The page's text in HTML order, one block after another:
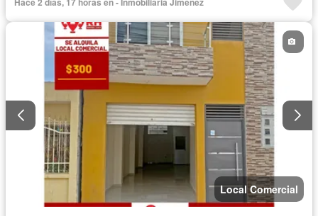
Local Comercial